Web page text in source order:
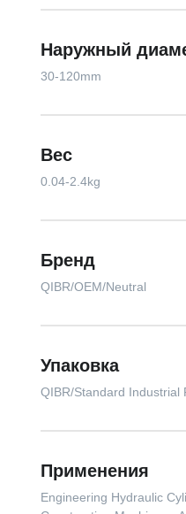
Наружный
30-120mm
Вес
0.04-2.4kg
Бренд
QIBR/OEM/Neutral
Упаковка
QIBR/Standard Industrial
Применения
Engineering Hydraulic